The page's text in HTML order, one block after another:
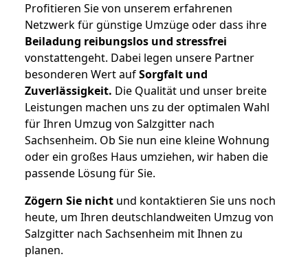
Profitieren Sie von unserem erfahrenen
Netzwerk für günstige Umzüge oder dass ihre
Beiladung reibungslos und stressfrei
vonstattengeht. Dabei legen unsere Partner
besonderen Wert aufSorgfalt und
Zuverlässigkeit. Die Qualität und unser breite
Leistungen machen uns zu der optimalen Wahl
für Ihren Umzug von Salzgitter nach
Sachsenheim. Ob Sie nun eine kleine Wohnung
oder ein großes Haus umziehen, wir haben die
passende Lösung für Sie.
Zögern Sie nicht und kontaktieren Sie uns noch
heute, um Ihren deutschlandweiten Umzug von
Salzgitter nach Sachsenheim mit Ihnen zu
planen.